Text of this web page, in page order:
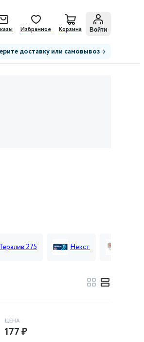
Избранное Корзина Войти
доставку или самовывоз
275 Некст
ЦЕНА
177 ₽